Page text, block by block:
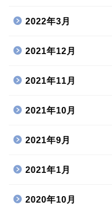
2022年3月
2021年12月
2021年11月
2021年10月
2021年9月
2021年1月
2020年10月